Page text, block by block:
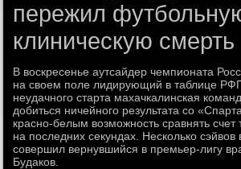
пережил
клиническую смерть
В воскресенье аутсайдер чемпионата
на своем поле лидирующий в таблице
неудачного старта махачкалинская
добиться ничейного результата со
красно-белым возможность сравнять счет
на последних секундах. Несколько сэйвов
совершил вернувшийся в премьер-лигу
Будаков.